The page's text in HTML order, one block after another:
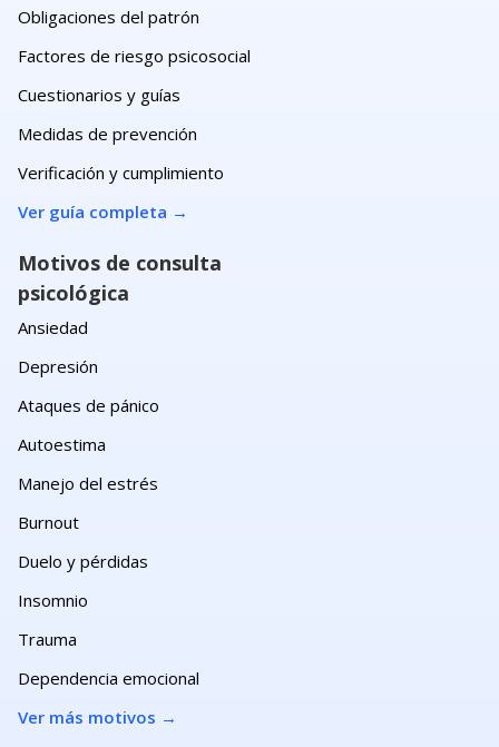
Obligaciones del patrón
Factores de riesgo psicosocial
Cuestionarios y guías
Medidas de prevención
Verificación y cumplimiento
Ver guía completa →
Motivos de consulta
psicológica
Ansiedad
Depresión
Ataques de pánico
Autoestima
Manejo del estrés
Burnout
Duelo y pérdidas
Insomnio
Trauma
Dependencia emocional
Ver más motivos →